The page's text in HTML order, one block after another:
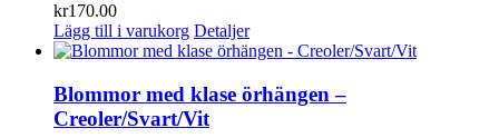
kr170.00
Lägg till i varukorg Detaljer
Blommor med klase örhängen –
Creoler/Svart/Vit